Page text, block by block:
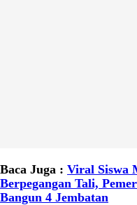
Baca Juga : Viral Siswa
Berpegangan Tali,
Bangun 4 Jembatan